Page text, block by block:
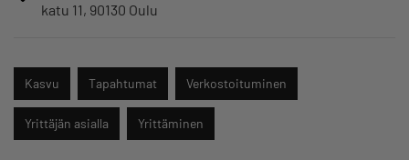
katu 11, 90130 Oulu
Kasvu Tapahtumat Verkostoituminen
Yrittäjän asialla Yrittäminen